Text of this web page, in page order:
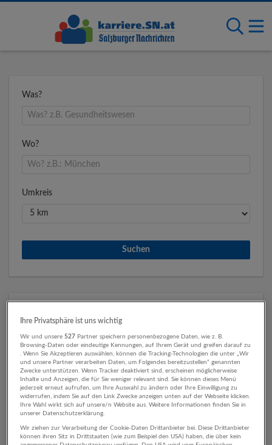
Was?
Wo?
Umkreis
Unternehmen
Ihre Privatsphäre ist uns wichtig
Wir und unsere527 Partner speichern personenbezogene Daten, wie z. B.
Browsing-Daten oder eindeutige Kennungen, auf Ihrem Gerät und greifen darauf zu
. Wenn Sie Akzeptieren auswählen, können die Tracking-Technologien die unter „Wir
und unsere Partner verarbeiten Daten, um Folgendes bereitzustellen“ genannten
Zwecke unterstützen. Wenn Tracker deaktiviert sind, erscheinen möglicherweise
Inhalte und Anzeigen, die für Sie weniger relevant sind. Sie können dieses Menü
jederzeit erneut aufrufen, um Ihre Auswahl zu ändern oder Ihre Einwilligung zu
widerrufen, indem Sie auf den Link Zwecke anzeigen unten auf der Webseite klicken.
Ihre Wahl wirkt sich auf unsere/n Website aus. Weitere Informationen finden Sie in
unserer Datenschutzerklärung.
Wir ziehen zur Verarbeitung der Cookie-Daten Drittanbieter bei. Diese Drittanbieter
können ihren Sitz in Drittstaaten (wie zum Beispiel den USA) haben, die über kein